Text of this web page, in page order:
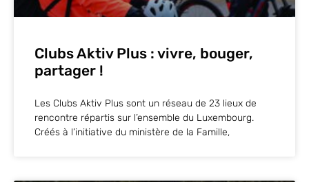
Clubs Aktiv Plus : vivre, bouger,
partager !
Les Clubs Aktiv Plus sont un réseau de 23 lieux de
rencontre répartis sur l’ensemble du Luxembourg.
Créés à l’initiative du ministère de la Famille,